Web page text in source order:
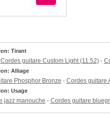
Tirant
Cordes guitare Custom Light (11.52)-
Alliage
Phosphor Bronze - Cordes guitare
Usage
jazz manouche - Cordes guitare